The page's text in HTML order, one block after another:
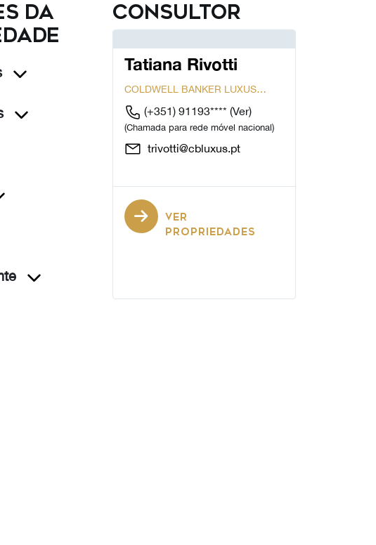
da
Consultor
Tatiana Rivotti
COLDWELL BANKER LUXUS
CASCAIS
(+351) 91193**** (Ver)
(Chamada para rede móvel nacional)
trivotti@cbluxus.pt
VER
PROPRIEDADES